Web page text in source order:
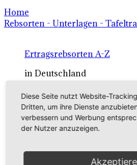
Home
Rebsorten - Unterlagen -
Ertragsrebsorten A-Z
in Deutschland
Rebsorten international
externe Links
Tafeltraubensorten
Diese Seite nutzt Website-
Dritten, um ihre Dienste
verbessern und Werbung
der Nutzer anzuzeigen.